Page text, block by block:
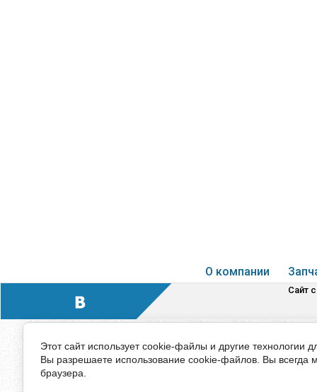
О компании
Сайт
Этот сайт использует cookie-файлы и другие
Вы разрешаете использование cookie-файлов. Вы всегда
браузера.